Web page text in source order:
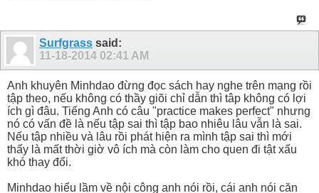
Surfgrass said:
11-18-2014 02:41 AM
Anh khuyên Minhdao đừng đọc sách hay nghe trên mạng rồi
tập theo, nếu không có thầy giõi chỉ dẫn thì tâp không có lợi
ích gì đâu. Tiếng Anh có câu "practice makes perfect" nhưng
nó có vấn đề là nếu tập sai thì tập bao nhiêu lâu vẫn là sai.
Nếu tập nhiều và lâu rồi phát hiện ra mình tập sai thì mới
thấy là mất thời giờ vô ích mà còn làm cho quen đi tật xấu
khó thay đổi.
Minhdao hiểu lầm về nội công anh nói rồi, cái anh nói căn